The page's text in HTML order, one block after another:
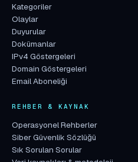
Kategoriler
Olaylar
Duyurular
Dokümanlar
IPv4 Göstergeleri
Domain Göstergeleri
Email Aboneliği
REHBER & KAYNAK
Operasyonel Rehberler
Siber Güvenlik Sözlüğü
Sık Sorulan Sorular